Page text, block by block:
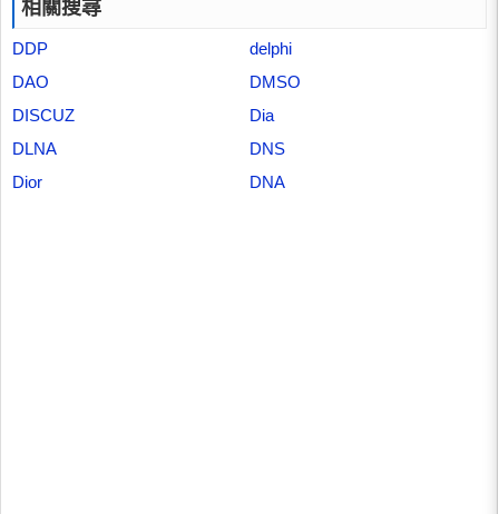
相關搜尋
DDP
delphi
DAO
DMSO
DISCUZ
Dia
DLNA
DNS
Dior
DNA